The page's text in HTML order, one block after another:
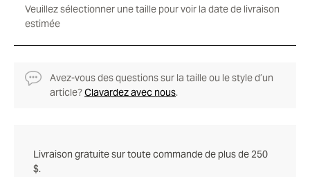
Veuillez sélectionner une taille pour voir la date de livraison
estimée
Avez-vous des questions sur la taille ou le style d’un
article?Clavardez avec nous.
Livraison gratuite sur toute commande de plus de 250
$.